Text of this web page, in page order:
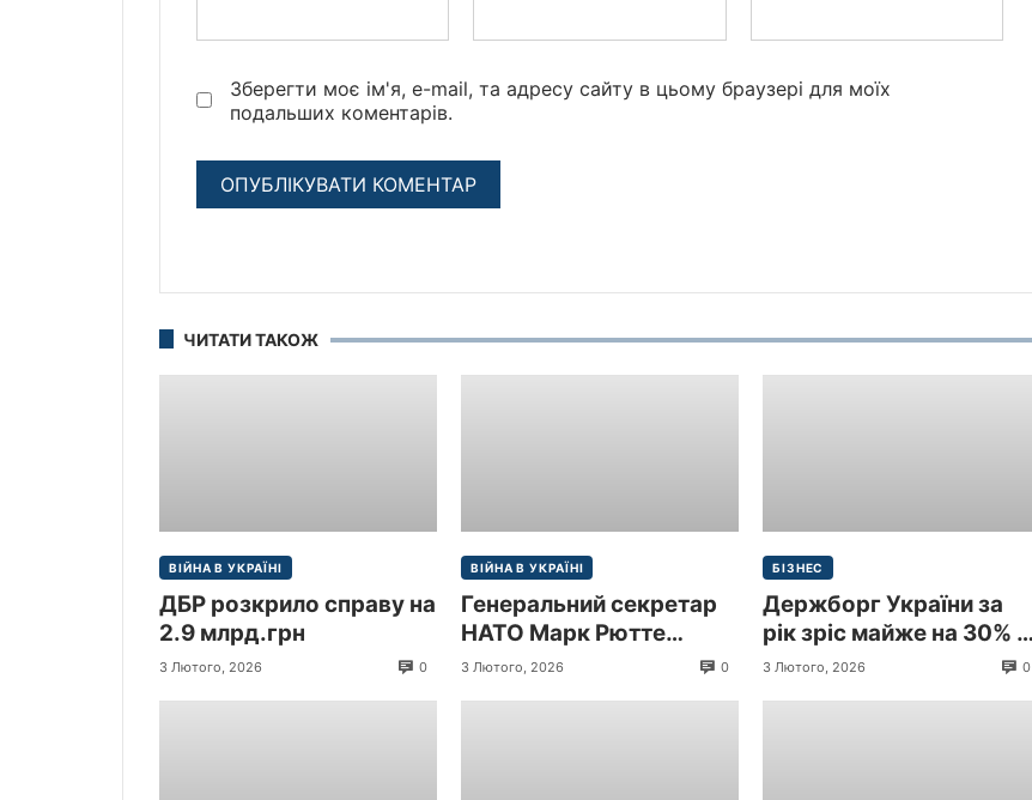
Зберегти моє ім'я, e-mail, та адресу сайту в цьому браузері для моїх
подальших коментарів.
ЧИТАТИ ТАКОЖ
ВІЙНА В УКРАЇНІ
ДБР розкрило справу на
2.9 млрд.грн
3 Лютого, 2026 0
ВІЙНА В УКРАЇНІ
Генеральний секретар
НАТО Марк Рютте
прибув з візитом до
3 Лютого, 2026 0
БІЗНЕС
Держборг України за
рік зріс майже на 30% і
перевищив 9 трлн грн
3 Лютого, 2026 0